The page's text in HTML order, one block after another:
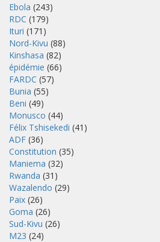
Ebola (243)
RDC (179)
Ituri (171)
Nord-Kivu (88)
Kinshasa (82)
épidémie (66)
FARDC (57)
Bunia (55)
Beni (49)
Monusco (44)
Félix Tshisekedi (41)
ADF (36)
Constitution (35)
Maniema (32)
Rwanda (31)
Wazalendo (29)
Paix (26)
Goma (26)
Sud-Kivu (26)
M23 (24)